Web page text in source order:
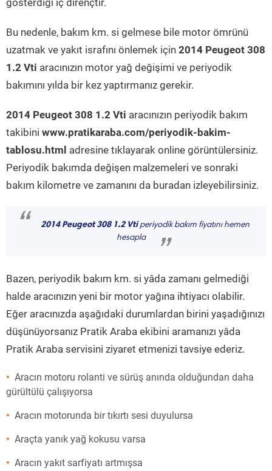
gösterdiği iç dirençtir.
Bu nedenle, bakım km. si gelmese bile motor ömrünü
uzatmak ve yakıt israfını önlemek için 2014 Peugeot 308
1.2 Vti aracınızın motor yağ değişimi ve periyodik
bakımını yılda bir kez yaptırmanız gerekir.
2014 Peugeot 308 1.2 Vti aracınızın periyodik bakım
takibini www.pratikaraba.com/periyodik-bakim-
tablosu.html adresine tıklayarak online görüntülersiniz.
Periyodik bakımda değişen malzemeleri ve sonraki
bakım kilometre ve zamanını da buradan izleyebilirsiniz.
“ 2014 Peugeot 308 1.2 Vtiperiyodik bakım fiyatını hemen
hesapla
”
Bazen, periyodik bakım km. si yâda zamanı gelmediği
halde aracınızın yeni bir motor yağına ihtiyacı olabilir.
Eğer aracınızda aşağıdaki durumlardan birini yaşadığınızı
düşünüyorsanız Pratik Araba ekibini aramanızı yâda
Pratik Araba servisini ziyaret etmenizi tavsiye ederiz.
Aracın motoru rolanti ve sürüş anında olduğundan daha
gürültülü çalışıyorsa
Aracın motorunda bir tıkırtı sesi duyulursa
Araçta yanık yağ kokusu varsa
Aracın yakıt sarfiyatı artmışsa